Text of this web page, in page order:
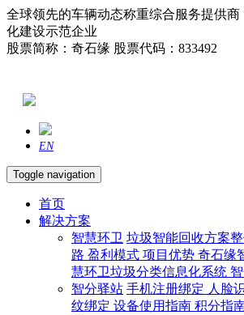
全球领先的车辆动态称重综合服务提供商
化建设示范企业
股票简称：奇石缘 股票代码：833492
EN
Toggle navigation
首页
解决方案
智慧环卫 垃圾智能回收方案
路 盈利模式 项目优势 奇石缘
慧环卫垃圾分类信息化系统
智分驿站 手机注册绑定 人脸
纹绑定 设备使用指南 积分指